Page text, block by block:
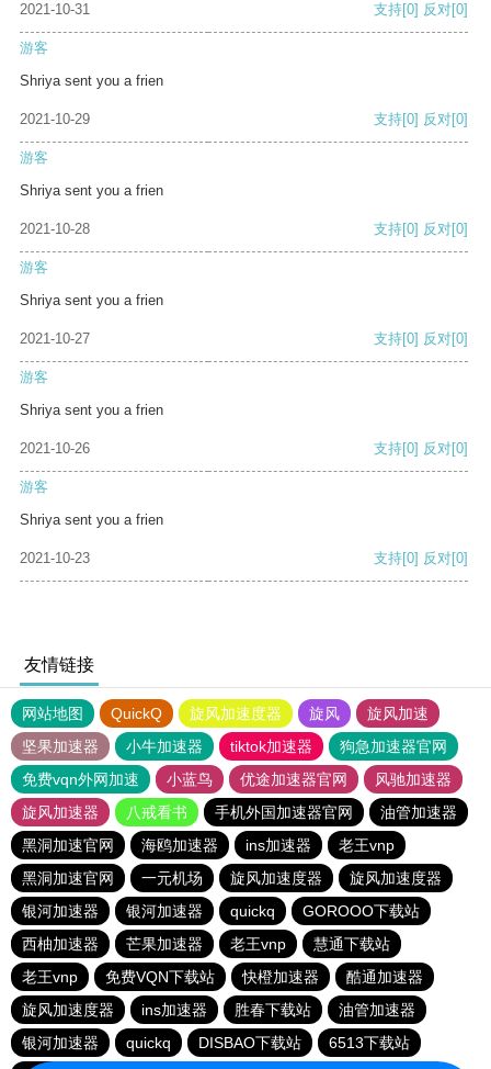
2021-10-31 支持[0] 反对[0]
游客
Shriya sent you a frien
2021-10-29 支持[0] 反对[0]
游客
Shriya sent you a frien
2021-10-28 支持[0] 反对[0]
游客
Shriya sent you a frien
2021-10-27 支持[0] 反对[0]
游客
Shriya sent you a frien
2021-10-26 支持[0] 反对[0]
游客
Shriya sent you a frien
2021-10-23 支持[0] 反对[0]
友情链接
网站地图 QuickQ 旋风加速度器 旋风
旋风加速
坚果加速器
小牛加速器 tiktok加速器
狗急加速器官网
免费vqn外网加速
小蓝鸟 优途加速器官网
风驰加速器
旋风加速器
八戒看书 手机外国加速器官网
油管加速器
黑洞加速官网
海鸥加速器 ins加速器
老王vnp
黑洞加速官网
一元机场 旋风加速度器
旋风加速度器
银河加速器
银河加速器 quickq
GOROOO下载站
西柚加速器
芒果加速器 老王vnp
慧通下载站
老王vnp
免费VQN下载站 快橙加速器
酷通加速器
旋风加速度器
ins加速器 胜春下载站
油管加速器
银河加速器
quickq DISBAO下载站
6513下载站